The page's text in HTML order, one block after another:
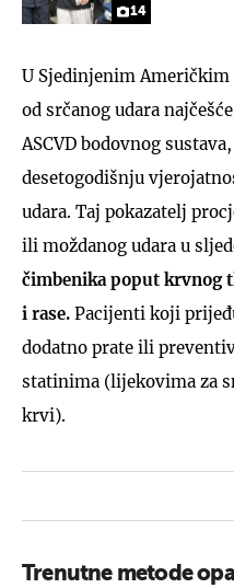
14
U Sjedinjenim
od srčanog udara
ASCVD bodovnog
desetogodišnju
udara. Taj pokazatelj
ili moždanog udara u
čimbenika poput krvnog
i rase. Pacijenti koji
dodatno prate ili
statinima (lijekovima za
krvi).
Trenutne metode